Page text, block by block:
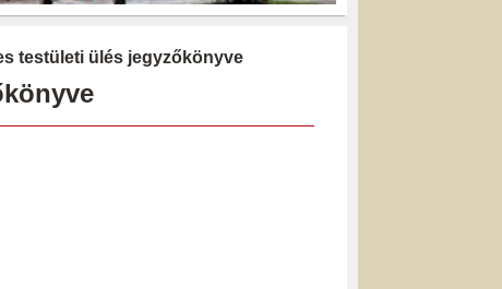
testületi ülés jegyzőkönyve